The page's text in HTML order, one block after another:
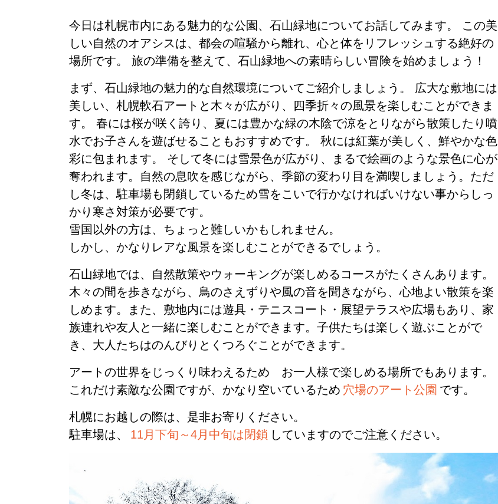
今日は札幌市内にある魅力的な公園、石山緑地についてお話してみます。 この美
しい自然のオアシスは、都会の喧騒から離れ、心と体をリフレッシュする絶好の
場所です。 旅の準備を整えて、石山緑地への素晴らしい冒険を始めましょう！
まず、石山緑地の魅力的な自然環境についてご紹介しましょう。 広大な敷地には
美しい、札幌軟石アートと木々が広がり、四季折々の風景を楽しむことができま
す。 春には桜が咲く誇り、夏には豊かな緑の木陰で涼をとりながら散策したり噴
水でお子さんを遊ばせることもおすすめです。 秋には紅葉が美しく、鮮やかな色
彩に包まれます。 そして冬には雪景色が広がり、まるで絵画のような景色に心が
奪われます。自然の息吹を感じながら、季節の変わり目を満喫しましょう。ただ
し冬は、駐車場も閉鎖しているため雪をこいで行かなければいけない事からしっ
かり寒さ対策が必要です。
雪国以外の方は、ちょっと難しいかもしれません。
しかし、かなりレアな風景を楽しむことができるでしょう。
石山緑地では、自然散策やウォーキングが楽しめるコースがたくさんあります。
木々の間を歩きながら、鳥のさえずりや風の音を聞きながら、心地よい散策を楽
しめます。また、敷地内には遊具・テニスコート・展望テラスや広場もあり、家
族連れや友人と一緒に楽しむことができます。子供たちは楽しく遊ぶことがで
き、大人たちはのんびりとくつろぐことができます。
アートの世界をじっくり味わえるため お一人様で楽しめる場所でもあります。
これだけ素敵な公園ですが、かなり空いているため 穴場のアート公園 です。
札幌にお越しの際は、是非お寄りください。
駐車場は、
11月下旬～4月中旬は閉鎖 していますのでご注意ください。